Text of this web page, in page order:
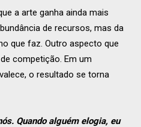
a arte ganha ainda mais
de recursos, mas da
que faz. Outro aspecto que
competição. Em um
o resultado se torna
Quando alguém elogia, eu